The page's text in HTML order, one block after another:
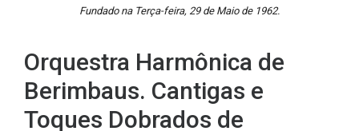
Fundado na Terça-feira, 29 de Maio de 1962.
Orquestra Harmônica de
Berimbaus. Cantigas e
Toques Dobrados de